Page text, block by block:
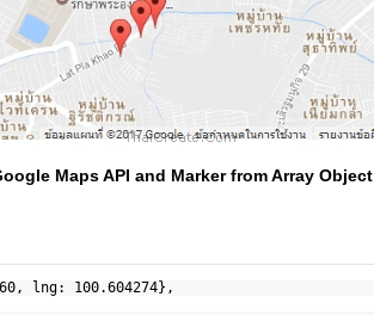
Maps API and Marker from Array Object
lng: 100.604274},